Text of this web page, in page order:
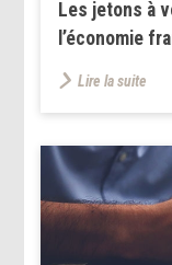
Les jetons à
l’économie
Lire la suite